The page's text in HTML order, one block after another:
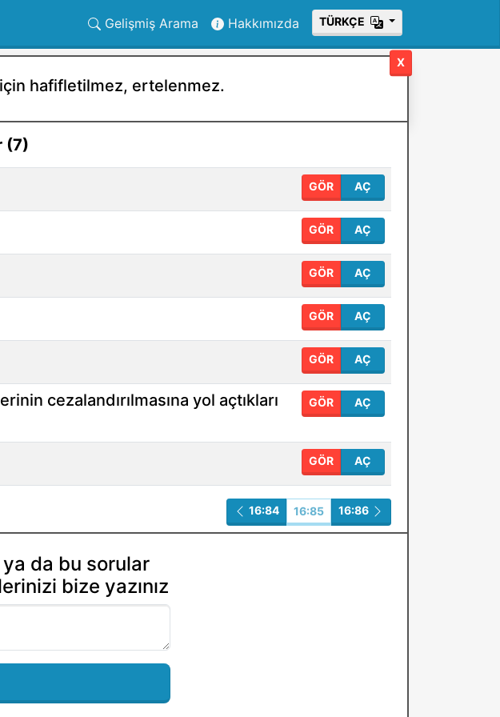
Gelişmiş Arama Hakkımızda ТÜRKÇE
hafifletilmez, ertelenmez.
X
(7)
GÖR AÇ
GÖR AÇ
GÖR AÇ
GÖR AÇ
GÖR AÇ
GÖR AÇ
cezalandırılmasına yol açtıkları
GÖR AÇ
16:84 16:85 16:86
da bu sorular
bize yazınız